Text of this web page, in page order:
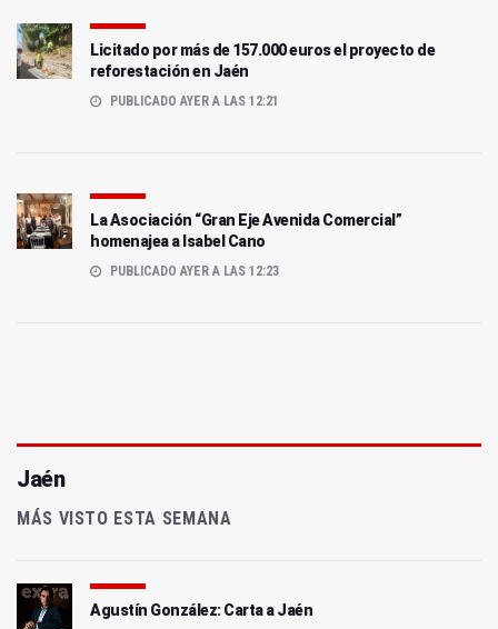
Licitado por más de 157.000 euros el proyecto de
reforestación en Jaén
PUBLICADO AYER A LAS 12:21
La Asociación “Gran Eje Avenida Comercial”
homenajea a Isabel Cano
PUBLICADO AYER A LAS 12:23
Jaén
MÁS VISTO ESTA SEMANA
Agustín González: Carta a Jaén